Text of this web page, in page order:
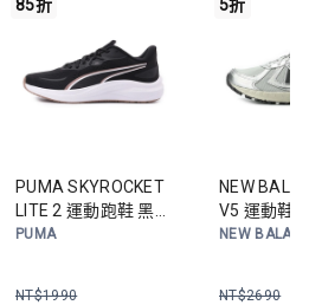
85折
PUMA SKYROCKET
LITE 2 運動跑鞋 黑銅
31173021 女鞋
PUMA
NT$1990
5折
NEW
V5 運動鞋
MT410KR5
NEW
NT$2690